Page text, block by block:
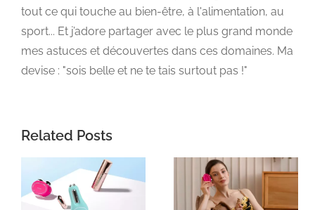
tout ce qui touche au bien-être, à l'alimentation, au
sport... Et j’adore partager avec le plus grand monde
mes astuces et découvertes dans ces domaines. Ma
devise : "sois belle et ne te tais surtout pas !"
Related Posts